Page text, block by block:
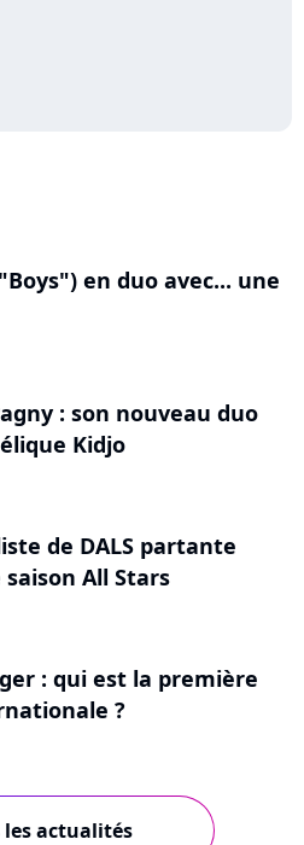
en duo avec... une
: son nouveau duo
Kidjo
de DALS partante
All Stars
: qui est la première
?
les actualités